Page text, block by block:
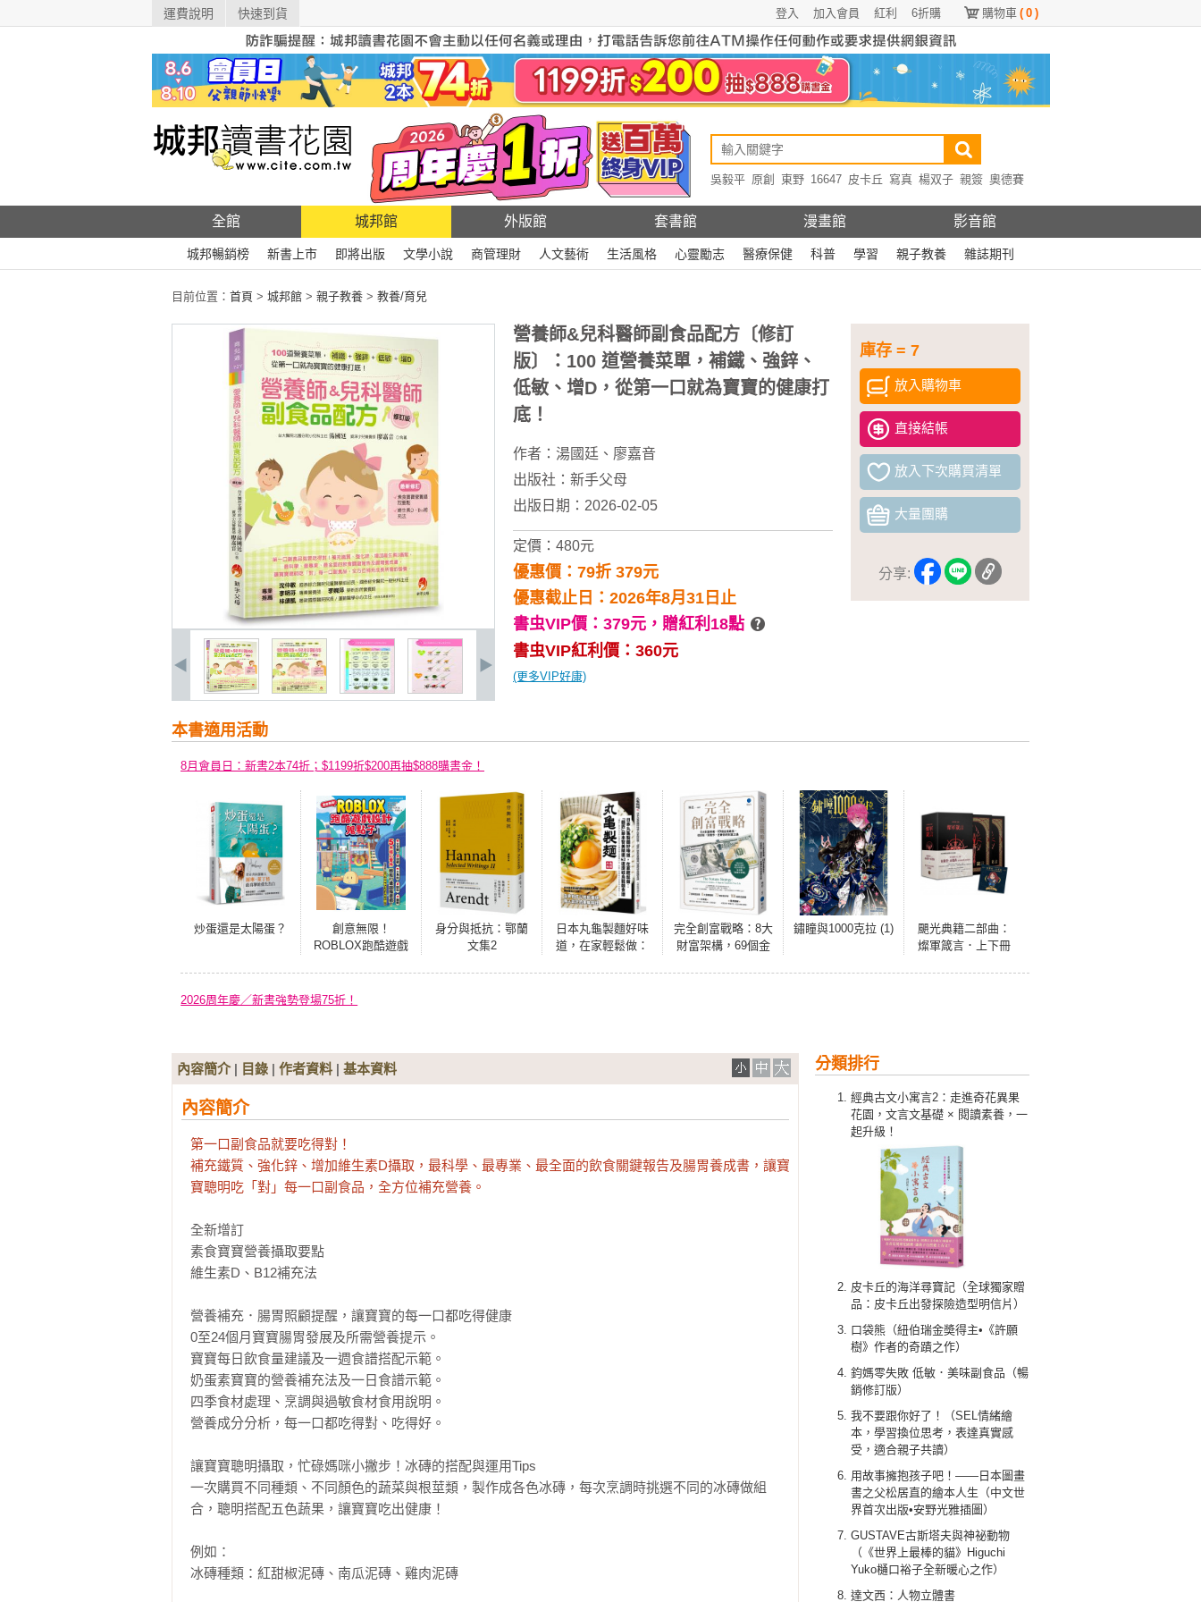
運費說明 快速到貨 購物車 ( 0 )
6折購
紅利
加入會員
登入
吳毅平 原創 東野 16647 皮卡丘 寫真 楊双子 親簽 奧德賽
全館 城邦館 外版館 套書館 漫畫館 影音館
城邦暢銷榜 新書上市 即將出版 文學小說 商管理財 人文藝術 生活風格 心靈勵志 醫療保健 科普 學習 親子教養 雜誌期刊
目前位置： 首頁 > 城邦館 > 親子教養 > 教養/育兒
庫存 = 7
放入購物車
直接結帳
放入下次購買清單
大量團購
分享:
營養師&兒科醫師副食品配方〔修訂
版〕：100 道營養菜單，補鐵、強鋅、
低敏、增D，從第一口就為寶寶的健康打
底！
作者： 湯國廷 、 廖嘉音
出版社： 新手父母
出版日期：2026-02-05
定價：480元
優惠價：79折 379元
優惠截止日：2026年8月31日止
書虫VIP價：379元， 贈紅利18點
書虫VIP紅利價：360元
(更多VIP好康)
本書適用活動
8月會員日：新書2本74折；$1199折$200再抽$888購書金！
炒蛋還是太陽蛋？
創意無限！
ROBLOX跑酷遊戲
超酷遊戲！
身分與抵抗：鄂蘭
文集2
日本丸龜製麵好味
道，在家輕鬆做：
完全創富戰略：8大
財富架構，69個金
鏽瞳與1000克拉 (1)
颶光典籍二部曲：
燦軍箴言．上下冊
2026周年慶／新書強勢登場75折！
分類排行
經典古文小寓言2：走進奇花異果
花園，文言文基礎 × 閱讀素養，一
起升級！
皮卡丘的海洋尋寶記（全球獨家贈
品：皮卡丘出發探險造型明信片）
口袋熊（紐伯瑞金奬得主•《許願
樹》作者的奇蹟之作）
鈞媽零失敗 低敏．美味副食品（暢
銷修訂版）
我不要跟你好了！（SEL情緒繪
本，學習換位思考，表達真實感
受，適合親子共讀）
用故事擁抱孩子吧！——日本圖畫
書之父松居直的繪本人生（中文世
界首次出版•安野光雅插圖）
GUSTAVE古斯塔夫與神祕動物
（《世界上最棒的貓》Higuchi
Yuko樋口裕子全新暖心之作）
達文西：人物立體書
內容簡介| 目錄 | 作者資料 | 基本資料
內容簡介
第一口副食品就要吃得對！
補充鐵質、強化鋅、增加維生素D攝取，最科學、最專業、最全面的飲食關鍵報告及腸胃養成書，讓寶
寶聰明吃「對」每一口副食品，全方位補充營養。
全新增訂
素食寶寶營養攝取要點
維生素D、B12補充法
營養補充．腸胃照顧提醒，讓寶寶的每一口都吃得健康
0至24個月寶寶腸胃發展及所需營養提示。
寶寶每日飲食量建議及一週食譜搭配示範。
奶蛋素寶寶的營養補充法及一日食譜示範。
四季食材處理、烹調與過敏食材食用說明。
營養成分分析，每一口都吃得對、吃得好。
讓寶寶聰明攝取，忙碌媽咪小撇步！冰磚的搭配與運用Tips
一次購買不同種類、不同顏色的蔬菜與根莖類，製作成各色冰磚，每次烹調時挑選不同的冰磚做組
合，聰明搭配五色蔬果，讓寶寶吃出健康！
例如：
冰磚種類：紅甜椒泥磚、南瓜泥磚、雞肉泥磚